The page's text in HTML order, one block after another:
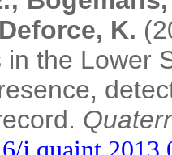
K.
the Lower